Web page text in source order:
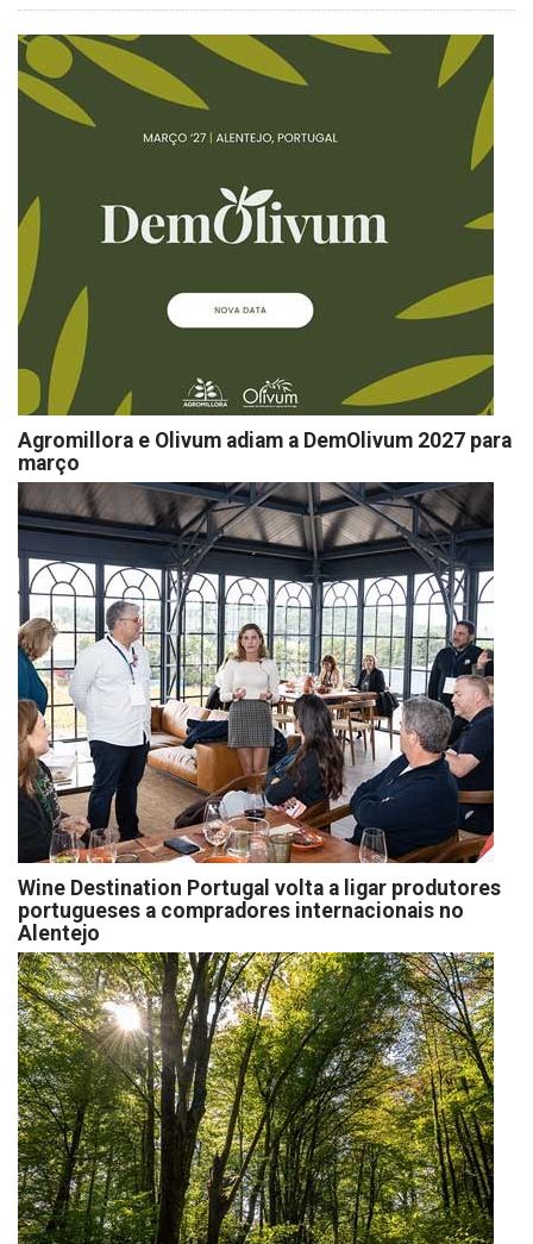
Agromillora e Olivum adiam a DemOlivum 2027 para
março
Wine Destination Portugal volta a ligar produtores
portugueses a compradores internacionais no
Alentejo